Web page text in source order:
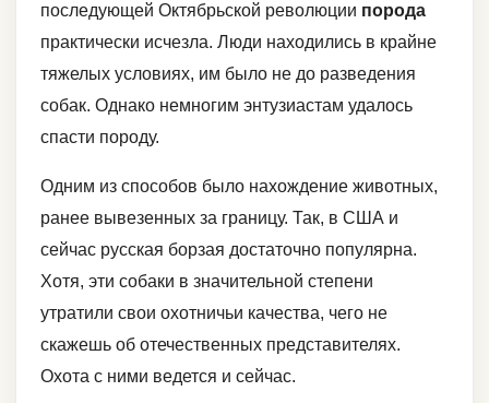
последующей Октябрьской революции порода
практически исчезла. Люди находились в крайне
тяжелых условиях, им было не до разведения
собак. Однако немногим энтузиастам удалось
спасти породу.
Одним из способов было нахождение животных,
ранее вывезенных за границу. Так, в США и
сейчас русская борзая достаточно популярна.
Хотя, эти собаки в значительной степени
утратили свои охотничьи качества, чего не
скажешь об отечественных представителях.
Охота с ними ведется и сейчас.